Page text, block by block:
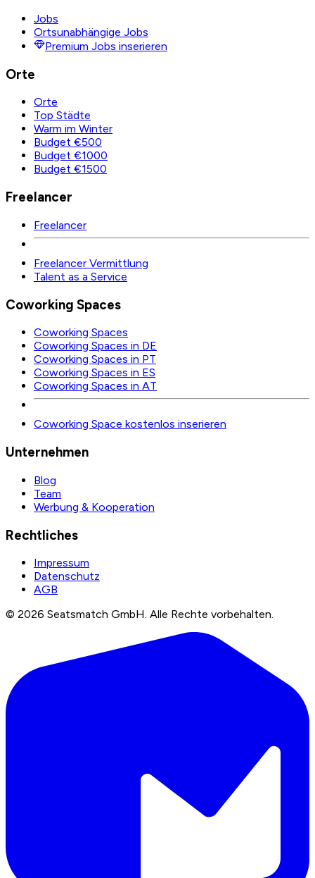
Jobs
Ortsunabhängige Jobs
Premium Jobs inserieren
Orte
Orte
Top Städte
Warm im Winter
Budget €500
Budget €1000
Budget €1500
Freelancer
Freelancer
Freelancer Vermittlung
Talent as a Service
Coworking Spaces
Coworking Spaces
Coworking Spaces in DE
Coworking Spaces in PT
Coworking Spaces in ES
Coworking Spaces in AT
Coworking Space kostenlos inserieren
Unternehmen
Blog
Team
Werbung & Kooperation
Rechtliches
Impressum
Datenschutz
AGB
© 2026 Seatsmatch GmbH. Alle Rechte vorbehalten.